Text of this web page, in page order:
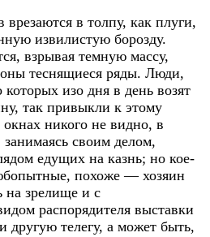
врезаются в толпу, как плуги,
извилистую борозду.
взрывая темную массу,
теснящиеся ряды. Люди,
изо дня в день возят
так привыкли к этому
никого не видно, в
занимаясь своим делом,
едущих на казнь; но кое-
похоже — хозяин
на зрелище и с
распорядителя выставки
другую телегу, а может быть,